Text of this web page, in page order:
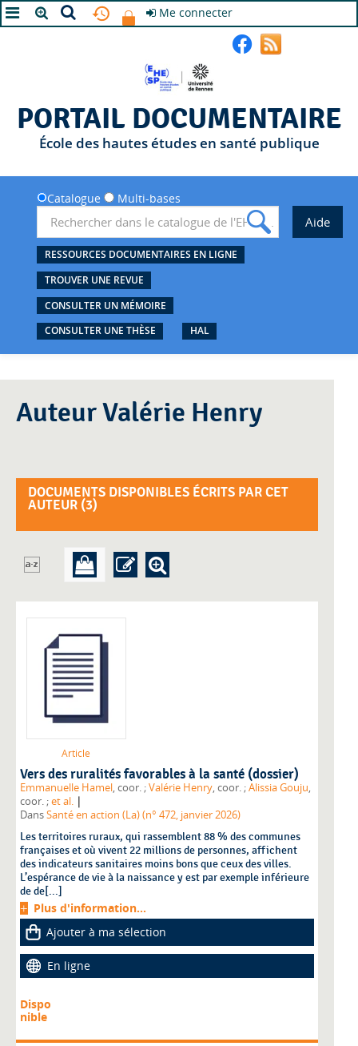
Me connecter
PORTAIL DOCUMENTAIRE
École des hautes études en santé publique
Catalogue Multi-bases
RESSOURCES DOCUMENTAIRES EN LIGNE
TROUVER UNE REVUE
CONSULTER UN MÉMOIRE
CONSULTER UNE THÈSE
HAL
Auteur Valérie Henry
DOCUMENTS DISPONIBLES ÉCRITS PAR CET
AUTEUR (3)
Article
Vers des ruralités favorables à la santé (dossier)
Emmanuelle Hamel , coor. ;Valérie Henry , coor. ;Alissia Gouju,
coor. ;et al. |
DansSanté en action (La) (n° 472, janvier 2026)
Les territoires ruraux, qui rassemblent 88 % des communes
françaises et où vivent 22 millions de personnes, affichent
des indicateurs sanitaires moins bons que ceux des villes.
L’espérance de vie à la naissance y est par exemple inférieure
de de[...]
Plus d'information...
Ajouter à ma sélection
En ligne
Dispo
nible